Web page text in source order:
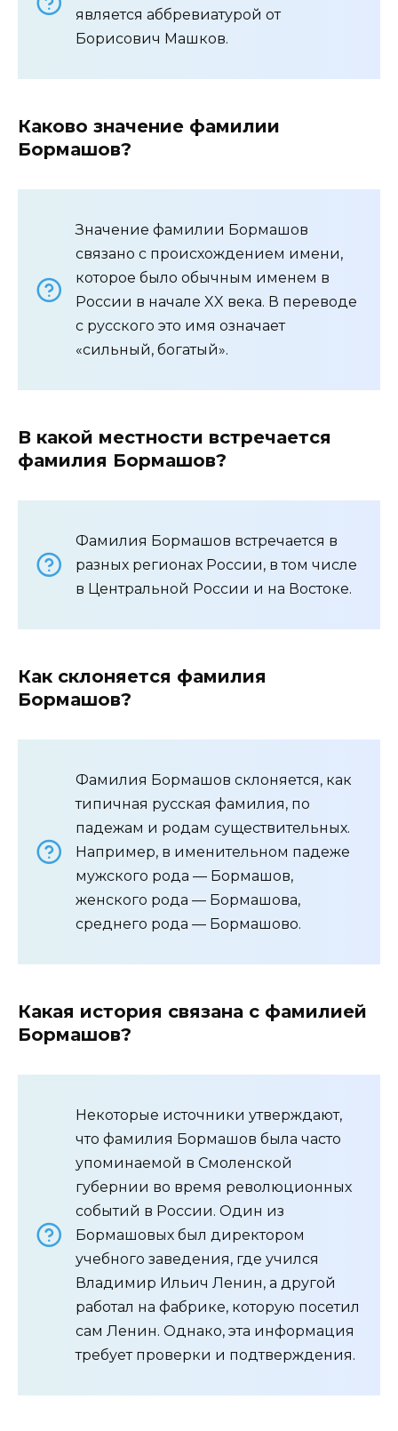
является аббревиатурой от
Борисович Машков.
Каково значение фамилии
Бормашов?
Значение фамилии Бормашов
связано с происхождением имени,
которое было обычным именем в
России в начале XX века. В переводе
с русского это имя означает
«сильный, богатый».
В какой местности встречается
фамилия Бормашов?
Фамилия Бормашов встречается в
разных регионах России, в том числе
в Центральной России и на Востоке.
Как склоняется фамилия
Бормашов?
Фамилия Бормашов склоняется, как
типичная русская фамилия, по
падежам и родам существительных.
Например, в именительном падеже
мужского рода — Бормашов,
женского рода — Бормашова,
среднего рода — Бормашово.
Какая история связана с фамилией
Бормашов?
Некоторые источники утверждают,
что фамилия Бормашов была часто
упоминаемой в Смоленской
губернии во время революционных
событий в России. Один из
Бормашовых был директором
учебного заведения, где учился
Владимир Ильич Ленин, а другой
работал на фабрике, которую посетил
сам Ленин. Однако, эта информация
требует проверки и подтверждения.